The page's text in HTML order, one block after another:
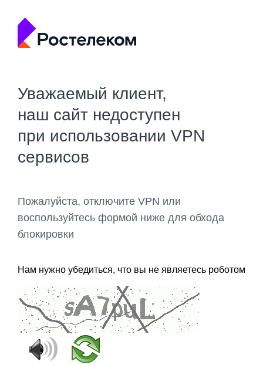
Уважаемый клиент,
наш сайт недоступен
при использовании VPN
сервисов
Пожалуйста, отключите VPN или
воспользуйтесь формой ниже для обхода
блокировки
Нам нужно убедиться, что вы не являетесь роботом